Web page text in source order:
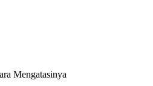
Mengatasinya